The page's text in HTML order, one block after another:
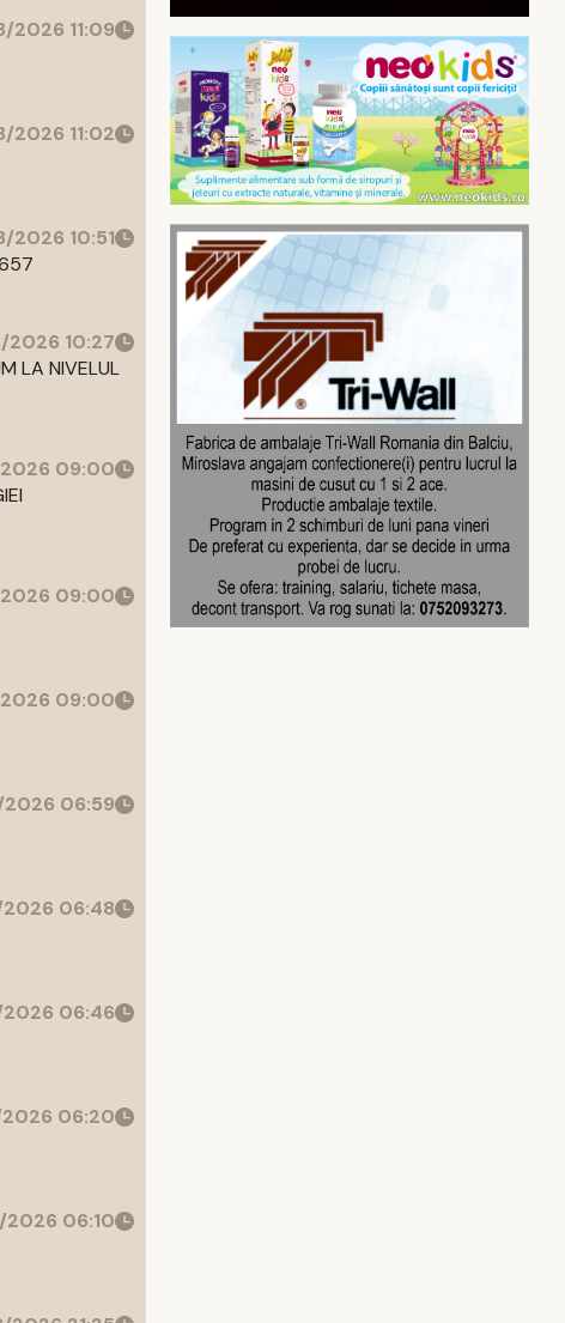
2026 11:09
2026 11:02
2026 10:51
10:27
LA NIVELUL
09:00
09:00
09:00
06:59
06:48
06:46
06:20
06:10